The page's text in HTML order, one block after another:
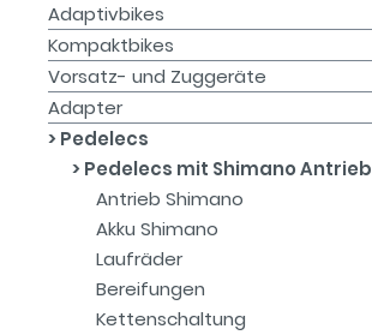
Adaptivbikes
Kompaktbikes
Vorsatz- und Zuggeräte
Adapter
Pedelecs
Pedelecs mit Shimano Antrieb
Antrieb Shimano
Akku Shimano
Laufräder
Bereifungen
Kettenschaltung